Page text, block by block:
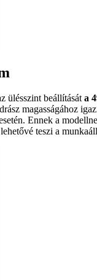
ülésszint beállításáta
magasságához
Ennek a
teszi a